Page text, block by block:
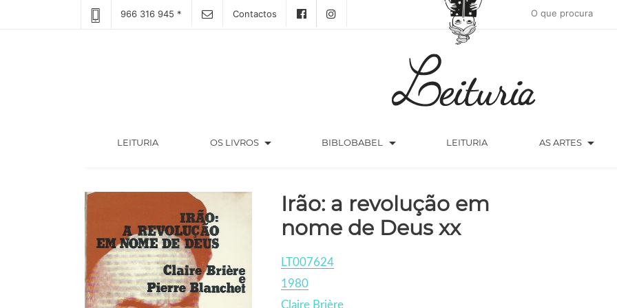
966 316 945 * Contactos
LEITURIA(CURRENT) OS LIVROS arrow_drop_down BIBLOBABEL arrow_drop_down LEITURIA AS ARTES arrow_drop_down
Irão: a revolução em
nome de Deus xx
LT007624
1980
Claire Brière